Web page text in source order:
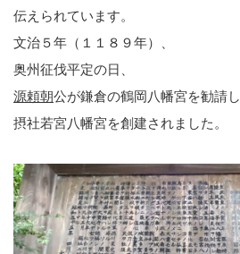
伝えられています。
文治５年（１１８９年）、
奥州征伐平定の日、
源頼朝公が鎌倉の鶴岡八幡宮を勧請し
摂社若宮八幡宮を創建されました。